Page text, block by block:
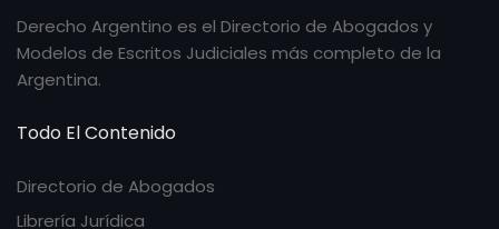
Derecho Argentino es el Directorio de Abogados y
Modelos de Escritos Judiciales más completo de la
Argentina.
Todo El Contenido
Directorio de Abogados
Librería Jurídica